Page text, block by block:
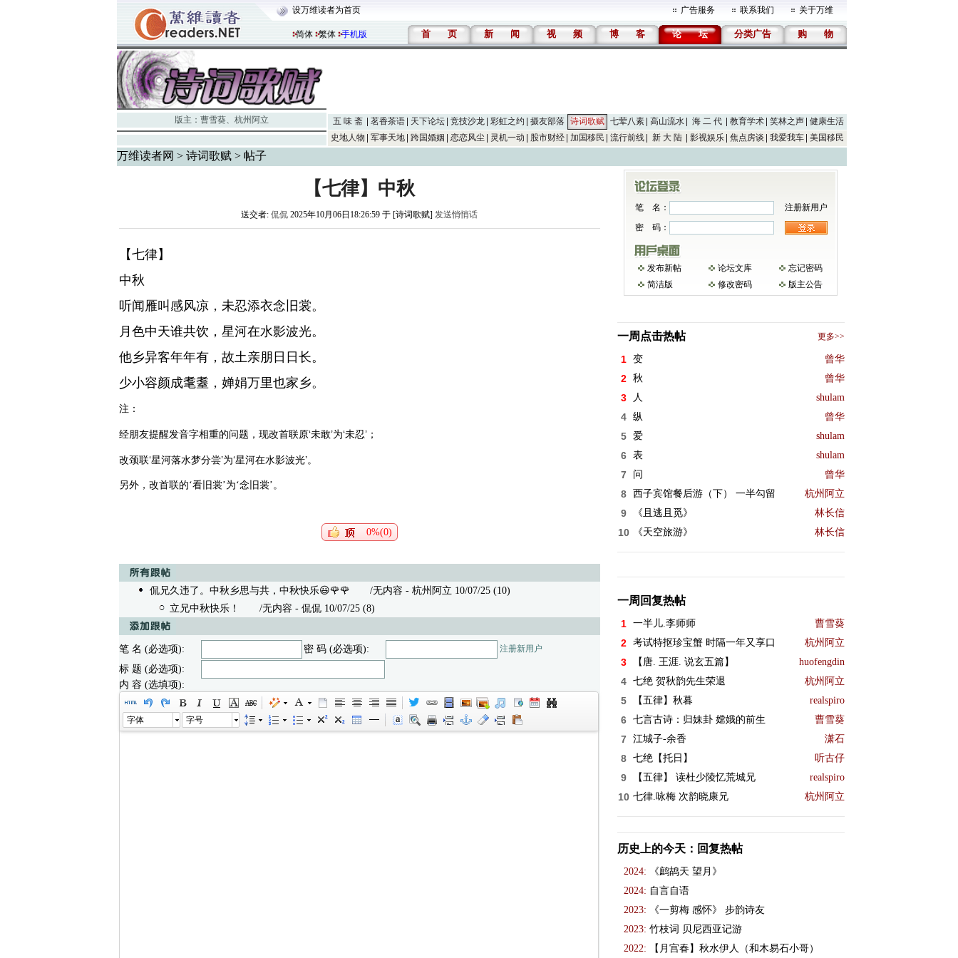
设万维读者为首页 广告服务 联系我们 关于万维
简体 繁体 手机版 首 页 新 闻 视 频 博 客 论 坛 分类广告 购 物
版主： 曹雪葵、 杭州阿立 五 味 斋 茗香茶语 天下论坛 竞技沙龙 彩虹之约 摄友部落 诗词歌赋 七荤八素 高山流水 海 二 代 教育学术 笑林之声
健康生活
史地人物
军事天地 跨国婚姻 恋恋风尘 灵机一动 股市财经 加国移民 流行前线 新 大 陆 影视娱乐 焦点房谈 我爱我车 美国移民
万维读者网 > 诗词歌赋> 帖子
【七律】中秋
送交者: 侃侃 2025年10月06日18:26:59 于 [诗词歌赋] 发送悄悄话
【七律】
中秋
听闻雁叫感风凉，未忍添衣念旧裳。
月色中天谁共饮，星河在水影波光。
他乡异客年年有，故土亲朋日日长。
少小容颜成耄耋，婵娟万里也家乡。
注：
经朋友提醒发音字相重的问题，现改首联原‘未敢’为‘未忍’；
改颈联‘星河落水梦分尝’为‘星河在水影波光’。
另外，改首联的‘看旧裳’为‘念旧裳’。
0%(0)
侃兄久违了。中秋乡思与共，中秋快乐😃🌹🌹 /无内容 - 杭州阿立 10/07/25 (10)
立兄中秋快乐！
/无内容 - 侃侃 10/07/25 (8)
笔 名 (必选项): 密 码 (必选项): 注册新用户
标 题 (必选项):
内 容 (选填项):
字体 字号
笔 名：
注册新用户
密 码：
发布新帖 论坛文库
忘记密码
简洁版
修改密码 版主公告
一周点击热帖 更多>>
1 变 曾华
2 秋 曾华
3 人 shulam
4 纵 曾华
5 爱 shulam
6 表 shulam
7 问 曾华
8 西子宾馆餐后游（下） 一半勾留 杭州阿立
9 《且逃且觅》 林长信
10 《天空旅游》 林长信
一周回复热帖
1 一半儿.李师师 曹雪葵
2 考试特抠珍宝蟹 时隔一年又享口 杭州阿立
3 【唐. 王涯. 说玄五篇】 huofengdin
4 七绝 贺秋韵先生荣退 杭州阿立
5 【五律】秋暮 realspiro
6 七言古诗：归妹卦 嫦娥的前生 曹雪葵
7 江城子-余香 潇石
8 七绝【托日】 听古仔
9 【五律】 读杜少陵忆荒城兄 realspiro
10 七律.咏梅 次韵晓康兄 杭州阿立
历史上的今天：回复热帖
2024:
《鹧鸪天 望月》
2024: 自言自语
2023:
《一剪梅 感怀》 步韵诗友
2023: 竹枝词 贝尼西亚记游
2022:
【月宫春】秋水伊人（和木易石小哥）